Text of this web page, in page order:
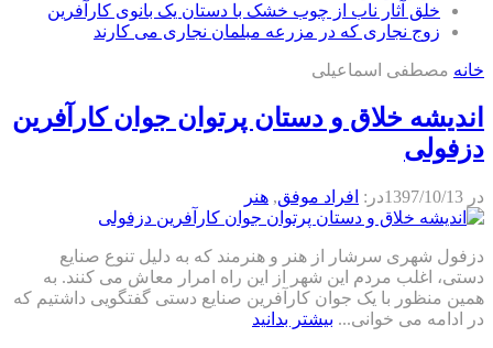
خلق آثار ناب از چوب خشک با دستان یک بانوی کارآفرین
زوج نجاری که در مزرعه مبلمان نجاری می کارند
خانه مصطفی اسماعیلی
اندیشه خلاق و دستان پرتوان جوان کارآفرین
دزفولی
در 1397/10/13در: افراد موفق, هنر
دزفول شهری سرشار از هنر و هنرمند که به دلیل تنوع صنایع
دستی، اغلب مردم این شهر از این راه امرار معاش می کنند. به
همین منظور با یک جوان کارآفرین صنایع دستی گفتگویی داشتیم که
در ادامه می خوانی... بیشتر بدانید